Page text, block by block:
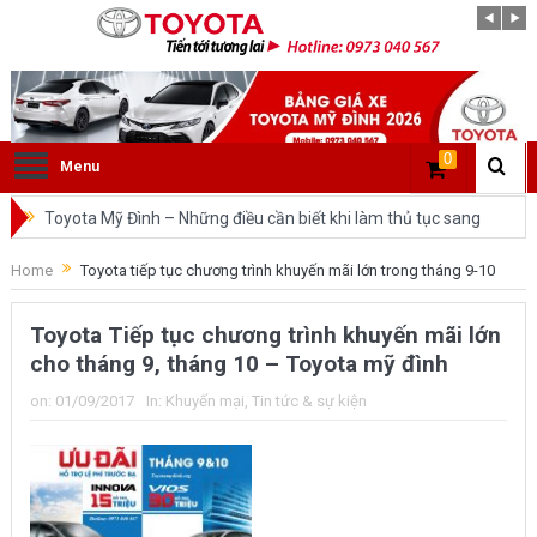
Menu 0
Toyota Mỹ Đình – Những điều cần biết khi làm thủ tục sang
tên ô tô trong cùng tỉnh.
So sánh Toyota Veloz Cross và Toyota Innova: Nên chọn xe
nào?
Đánh giá tổng quan về xe Toyota Veloz Cross 2022 HOT
Những dòng xe của Toyota đang chiếm lĩnh tại thị trường
Việt Nam?
Home Toyota tiếp tục chương trình khuyến mãi lớn trong tháng 9-10
Toyota Tiếp tục chương trình khuyến mãi lớn
cho tháng 9, tháng 10 – Toyota mỹ đình
on: 01/09/2017 In: Khuyến mại Tin tức & sự kiện